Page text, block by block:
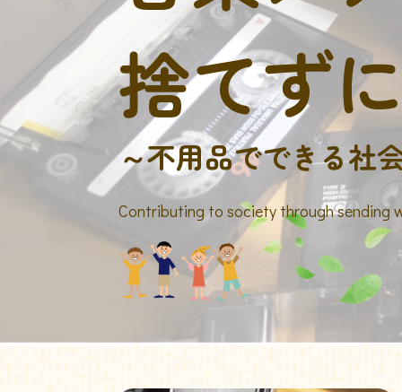
捨てず
～不用品でできる社
Contributing to society through sending